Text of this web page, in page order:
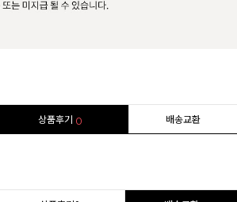
상품후기 0 배송교환